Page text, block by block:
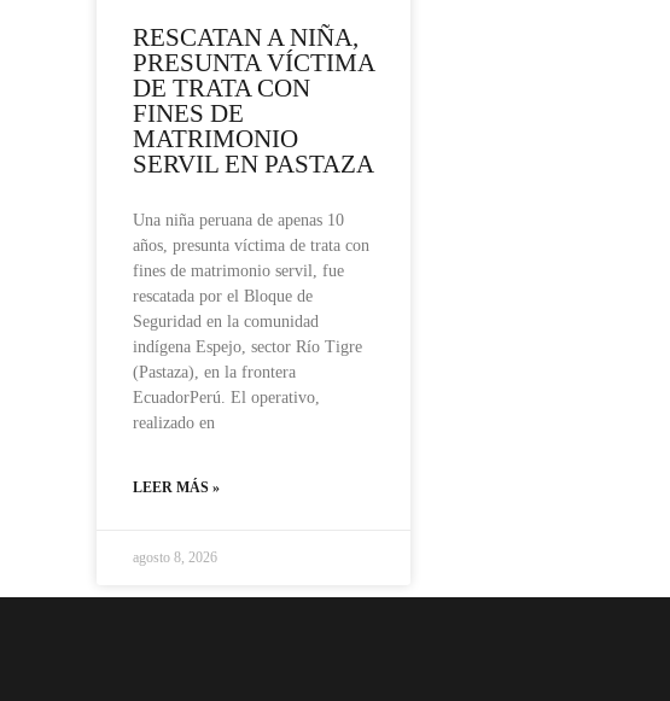
RESCATAN A NIÑA,
PRESUNTA VÍCTIMA
DE TRATA CON
FINES DE
MATRIMONIO
SERVIL EN PASTAZA
Una niña peruana de apenas 10
años, presunta víctima de trata con
fines de matrimonio servil, fue
rescatada por el Bloque de
Seguridad en la comunidad
indígena Espejo, sector Río Tigre
(Pastaza), en la frontera
EcuadorPerú. El operativo,
realizado en
LEER MÁS »
agosto 8, 2026